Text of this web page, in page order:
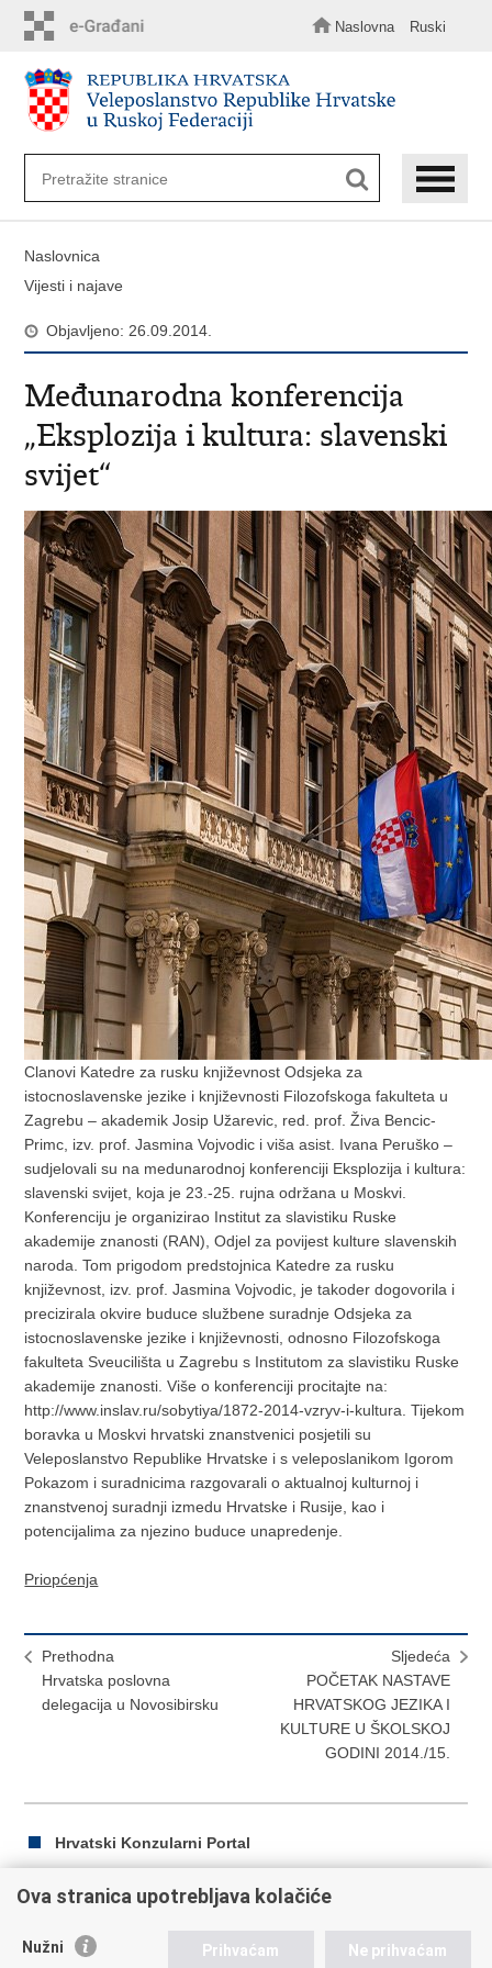
sadržaj
Naslovna Ruski
Naslovnica
Vijesti i najave
Objavljeno: 26.09.2014.
Međunarodna konferencija
„Eksplozija i kultura: slavenski
svijet“
Clanovi Katedre za rusku književnost Odsjeka za
istocnoslavenske jezike i književnosti Filozofskoga fakulteta u
Zagrebu – akademik Josip Užarevic, red. prof. Živa Bencic-
Primc, izv. prof. Jasmina Vojvodic i viša asist. Ivana Peruško –
sudjelovali su na medunarodnoj konferenciji Eksplozija i kultura:
slavenski svijet, koja je 23.-25. rujna održana u Moskvi.
Konferenciju je organizirao Institut za slavistiku Ruske
akademije znanosti (RAN), Odjel za povijest kulture slavenskih
naroda. Tom prigodom predstojnica Katedre za rusku
književnost, izv. prof. Jasmina Vojvodic, je takoder dogovorila i
precizirala okvire buduce službene suradnje Odsjeka za
istocnoslavenske jezike i književnosti, odnosno Filozofskoga
fakulteta Sveucilišta u Zagrebu s Institutom za slavistiku Ruske
akademije znanosti. Više o konferenciji procitajte na:
http://www.inslav.ru/sobytiya/1872-2014-vzryv-i-kultura. Tijekom
boravka u Moskvi hrvatski znanstvenici posjetili su
Veleposlanstvo Republike Hrvatske i s veleposlanikom Igorom
Pokazom i suradnicima razgovarali o aktualnoj kulturnoj i
znanstvenoj suradnji izmedu Hrvatske i Rusije, kao i
potencijalima za njezino buduce unapredenje.
Priopćenja
Prethodna
Hrvatska poslovna
delegacija u Novosibirsku
Sljedeća
POČETAK NASTAVE
HRVATSKOG JEZIKA I
KULTURE U ŠKOLSKOJ
GODINI 2014./15.
Hrvatski Konzularni Portal
Ispiši
Podijeli
Ova stranica upotrebljava kolačiće
Nužni Prihvaćam Ne prihvaćam